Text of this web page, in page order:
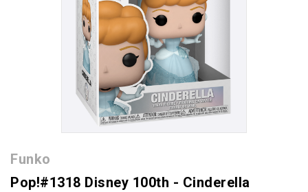
Funko
Pop!#1318 Disney 100th - Cinderella